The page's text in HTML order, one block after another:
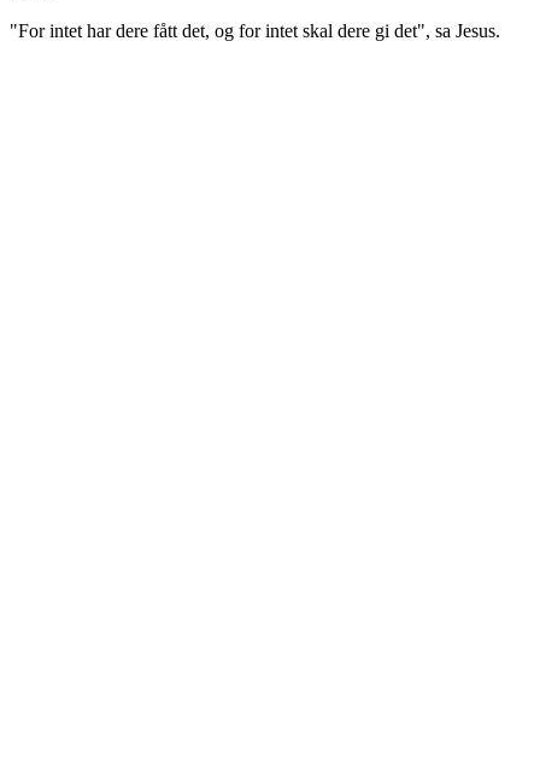
"For intet har dere fått det, og for intet skal dere gi det", sa Jesus.